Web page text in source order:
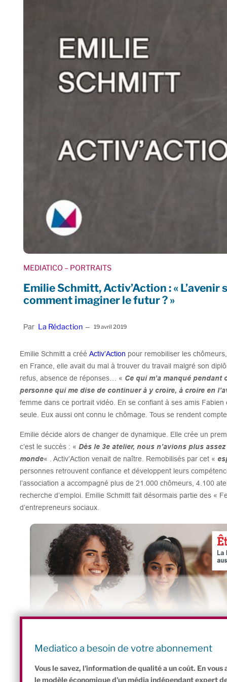
MEDIATICO – PORTRAITS
Emilie Schmitt, Activ’Action : « L’avenir
comment imaginer le futur ? »
Par La Rédaction – 19 avril 2019
Emilie Schmitt a crééActiv’Action pour remobiliser les
en France, elle avait du mal à trouver du travail malgré son
refus, absence de réponses… « Ce qui m’a manqué pendant
personne qui me dise de continuer à y croire, à croire en
femme dans ce portrait vidéo. En se confiant à ses amis Fabien
seule. Eux aussi ont connu le chômage. Tous se rendent
Emilie décide alors de changer de dynamique. Elle crée un
c’est le succès : « Dès le 3e atelier, nous n’avions plus
monde« . Activ’Action venait de naître. Remobilisés par cet «
personnes retrouvent confiance et développent leurs
l’association a accompagné plus de 21.000 chômeurs, 4.100
recherche d’emploi. Emilie Schmitt fait désormais partie des «
d’entrepreneurs sociaux.
P
ri
Li
n
F
a
W
h
Bl
u
C
o
P
ar
Mediatico a besoin de votre abonnement
Vous le savez, l'information de qualité a un coût. En
le modèle économique d'un média indépendant expert